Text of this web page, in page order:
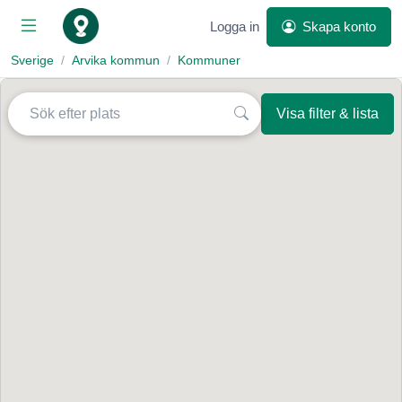
Logga in Skapa konto
Sverige Arvika kommun Kommuner
Visa filter & lista